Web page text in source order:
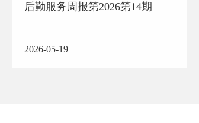
后勤服务周报第2026第14期
2026-05-19